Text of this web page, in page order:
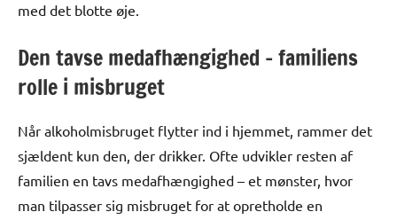
med det blotte øje.
Den tavse medafhængighed – familiens
rolle i misbruget
Når alkoholmisbruget flytter ind i hjemmet, rammer det
sjældent kun den, der drikker. Ofte udvikler resten af
familien en tavs medafhængighed – et mønster, hvor
man tilpasser sig misbruget for at opretholde en